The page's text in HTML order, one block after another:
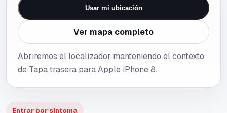
Usar mi ubicación
Ver mapa completo
Abriremos el localizador manteniendo el contexto
de Tapa trasera para Apple iPhone 8.
Entrar por síntoma